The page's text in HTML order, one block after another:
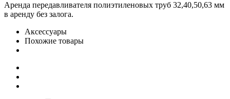
Аренда передавливателя полиэтиленовых труб 32,40,50,63 мм
в аренду без залога.
Аксессуары
Похожие товары